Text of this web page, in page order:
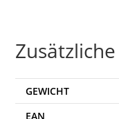
GEWICHT
EAN